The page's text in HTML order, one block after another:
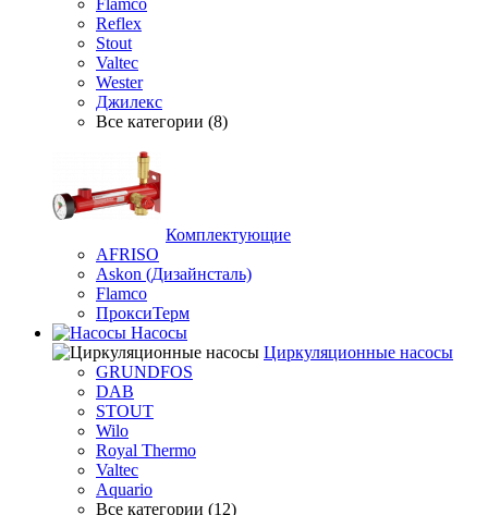
Flamco
Reflex
Stout
Valtec
Wester
Джилекс
Все категории (8)
Комплектующие
AFRISO
Askon (Дизайнсталь)
Flamco
ПроксиТерм
Насосы
Циркуляционные насосы
GRUNDFOS
DAB
STOUT
Wilo
Royal Thermo
Valtec
Aquario
Все категории (12)